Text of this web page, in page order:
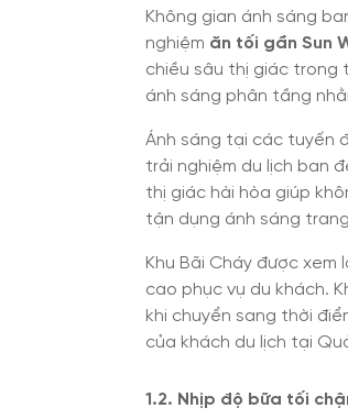
Không gian ánh sáng
nghiệm ăn tối gần Sun
chiều sâu thị giác trong
ánh sáng phân tầng
Ánh sáng tại các tuyến
trải nghiệm du lịch ban
thị giác hài hòa giúp
tận dụng ánh sáng
Khu Bãi Cháy được
cao phục vụ du khách.
khi chuyển sang thời
của khách du lịch tại
1.2. Nhịp độ bữa tối